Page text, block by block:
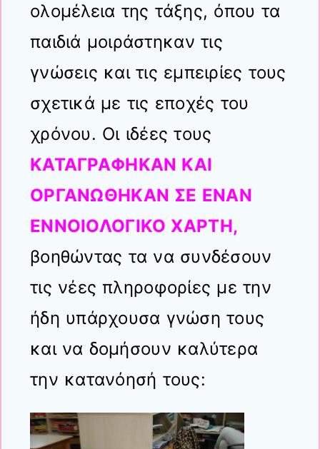
ολομέλεια της τάξης, όπου τα
παιδιά μοιράστηκαν τις
γνώσεις και τις εμπειρίες τους
σχετικά με τις εποχές του
χρόνου. Οι ιδέες τους
ΚΑΤΑΓΡΑΦΗΚΑΝ ΚΑΙ
ΟΡΓΑΝΩΘΗΚΑΝ ΣΕ ΕΝΑΝ
ΕΝΝΟΙΟΛΟΓΙΚΟ ΧΑΡΤΗ,
βοηθώντας τα να συνδέσουν
τις νέες πληροφορίες με την
ήδη υπάρχουσα γνώση τους
και να δομήσουν καλύτερα
την κατανόησή τους: